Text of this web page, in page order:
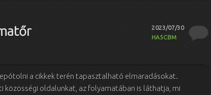
2023/07/30
HA5CBM
a cikkek terén tapasztalható elmaradásokat.
közösségi oldalunkat, az folyamatában is láthatja, mi